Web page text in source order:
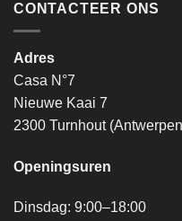
CONTACTEER ONS
Adres
Casa N°7
Nieuwe Kaai 7
2300 Turnhout
Openingsuren
Dinsdag: 9:00–18:00